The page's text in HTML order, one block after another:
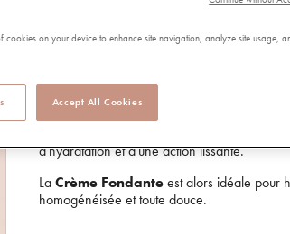
CREME
4.68 out of 5 Customer Rating
4.68/5.00
30,00 € Capacité:
Lorsque l’automne arrive, l’épaisseur de
d'hydratation et d'une action lissante.
LaCrème Fondanteest alors idéale pour
homogénéisée et toute douce.
on your device to enhance site navigation, analyze site usage,
Accept All Cookies